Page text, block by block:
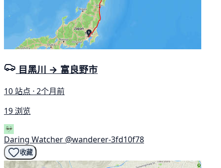
目黑川 → 富良野市
10 站点 · 2个月前
19 浏览
Daring Watcher @wanderer-3fd10f78
收藏